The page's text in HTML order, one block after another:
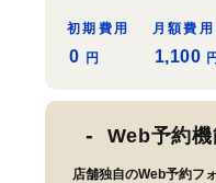
初期費用
0 円
月額費用
1,100
Web予約
店舗独自のWeb予約フ